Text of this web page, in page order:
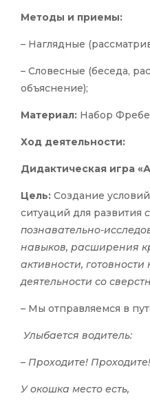
Методы и приемы:
– Наглядные
– Словесные (беседа,
объяснение);
Материал: Набор
Ход деятельности:
Дидактическая игра
Цель: Создание
ситуаций для развития
познавательно-
навыков, расширения
активности, готовности
деятельности со
– Мы отправляемся в
Улыбается водитель:
– Проходите! Проходите!
У окошка место есть,